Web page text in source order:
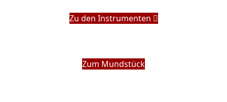
Zu den Instrumenten
Zum Mundstück